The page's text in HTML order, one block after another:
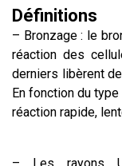
Définitions
– Bronzage : le
réaction des
derniers libèrent
En fonction du
réaction rapide,